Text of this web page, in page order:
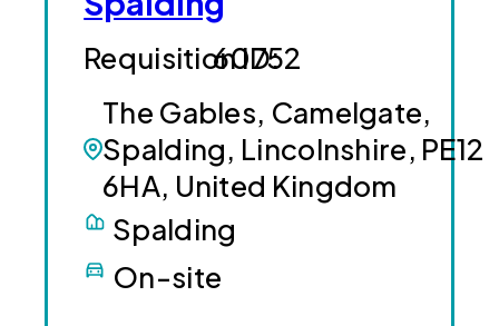
The Gables, Camelgate,
Spalding, Lincolnshire, PE12
6HA, United Kingdom
60752
Spalding
On-site